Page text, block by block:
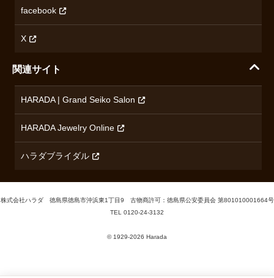
ロンジン
チューダー
ブランド一覧を見る
無断転載・商用利用について
コンテンツ制作ポリシーおよび生成AIの利用指針
facebook
X
関連サイト
HARADA | Grand Seiko Salon
HARADA Jewelry Online
ハラダブライダル
株式会社ハラダ 徳島県徳島市沖浜東1丁目9 古物商許可：徳島県公安委員会 第801010001664号
TEL 0120-24-3132
© 1929‐2026 Harada